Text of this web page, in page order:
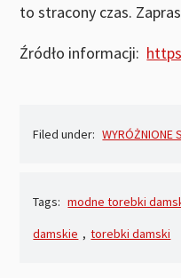
to stracony czas.
Źródło informacji:
Filed under: WYRÓŻNIONE
Tags: modne torebki
damskie , torebki damski